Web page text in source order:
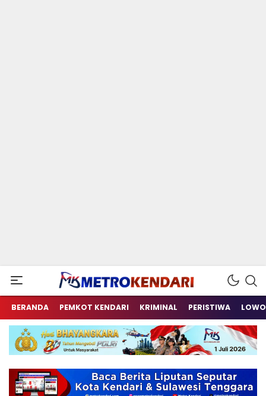
metrokendari
Berita Terkini Sulawesi Tenggara
BERANDA PEMKOT KENDARI KRIMINAL PERISTIWA